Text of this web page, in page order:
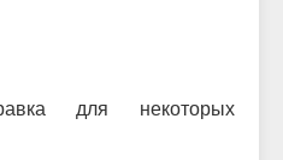
для некоторых